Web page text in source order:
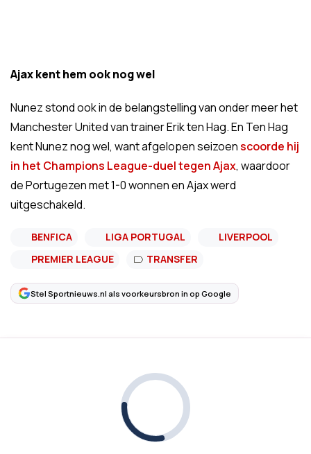
Ajax kent hem ook nog wel
Nunez stond ook in de belangstelling van onder meer het
Manchester United van trainer Erik ten Hag. En Ten Hag
kent Nunez nog wel, want afgelopen seizoenscoorde hij
in het Champions League-duel tegen Ajax, waardoor
de Portugezen met 1-0 wonnen en Ajax werd
uitgeschakeld.
BENFICA LIGA PORTUGAL
LIVERPOOL
PREMIER LEAGUE
TRANSFER
Stel Sportnieuws.nl als voorkeursbron in op Google